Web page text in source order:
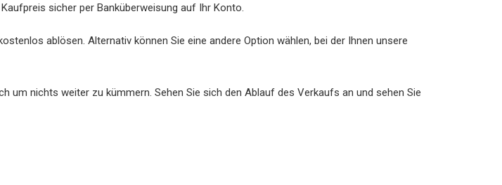
sicher per Banküberweisung auf Ihr Konto.
ablösen. Alternativ können Sie eine andere Option wählen, bei der Ihnen unsere
um nichts weiter zu kümmern. Sehen Sie sich den Ablauf des Verkaufs an und sehen Sie